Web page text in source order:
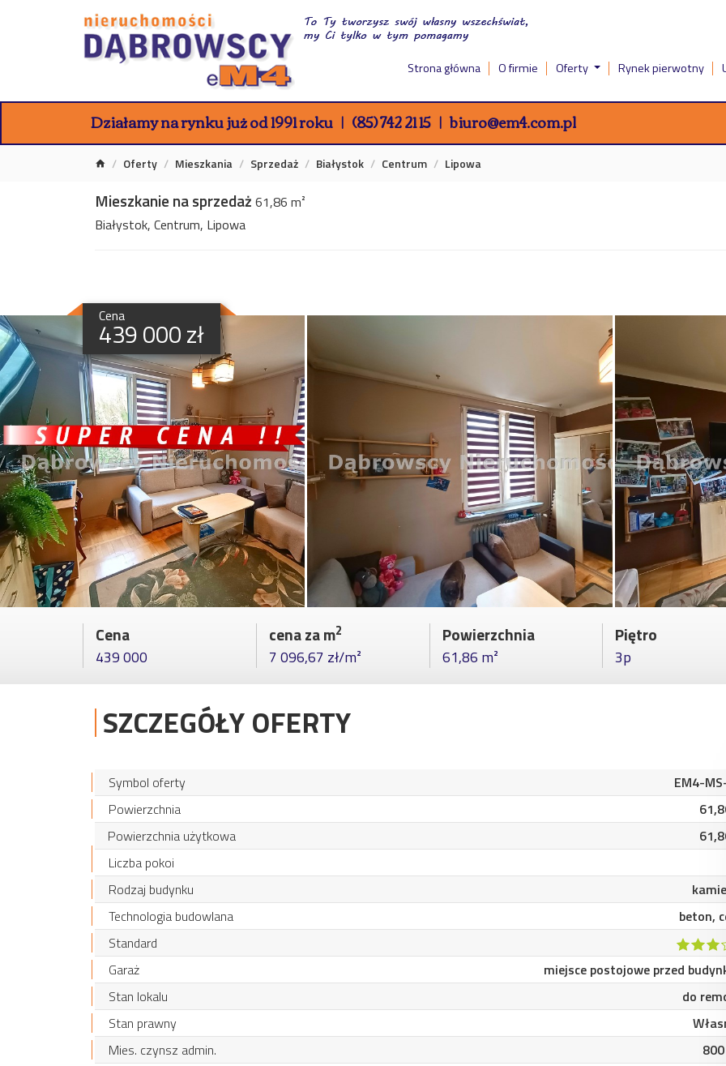
Strona główna O firmie Oferty Rynek pierwotny
Działamy na rynku już od 1991 roku (85) 742 21 15 biuro@em4.com.pl
Oferty Mieszkania Sprzedaż Białystok Centrum Lipowa
Mieszkanie na sprzedaż 61,86 m²
Białystok, Centrum, Lipowa
Cena
439 000 zł
Cena
439 000
cena za m2
7 096,67 zł/m²
Powierzchnia
61,86 m²
Piętro
3p
SZCZEGÓŁY OFERTY
Symbol oferty
EM4-
Powierzchnia
Powierzchnia użytkowa
Liczba pokoi
Rodzaj budynku
Technologia budowlana
beton,
Standard
Garaż
miejsce postojowe przed
Stan lokalu
do
Stan prawny
Mies. czynsz admin.